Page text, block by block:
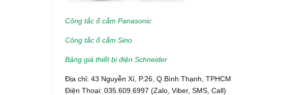
Công tắc ổ cắm Panasonic
Công tắc ổ cắm Sino
Bảng giá thiết bị điện Schneider
Địa chỉ: 43 Nguyễn Xí, P.26, Q.Bình Thạnh, TPHCM
Điện Thoại: 035.609.6997 (Zalo, Viber, SMS, Call)